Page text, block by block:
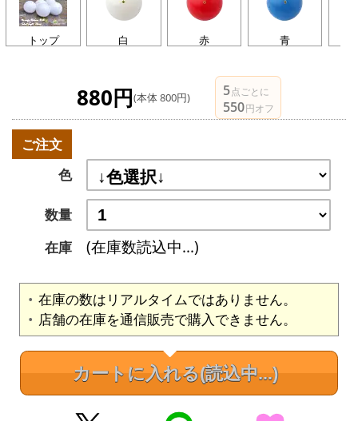
トップ 白 赤 青
880円(本体 800円) 5点ごとに
550円オフ
ご注文
色
数量
在庫
(在庫数読込中...)
在庫の数はリアルタイムではありません。
店舗の在庫を通信販売で購入できません。
カートに入れる(読込中...)